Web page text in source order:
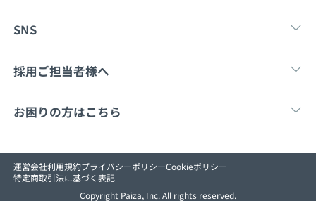
Tech Team Journal note
SNS
X
採用ご担当者様へ
採用・教育をお考えの企業様へ 中途求人掲載はこ
お困りの方はこちら
paizaとは？ お問い合わ
運営会社利用規約プライバシーポリシーCookieポリシー
特定商取引法に基づく表記
Copyright Paiza, Inc. All rights reserved.